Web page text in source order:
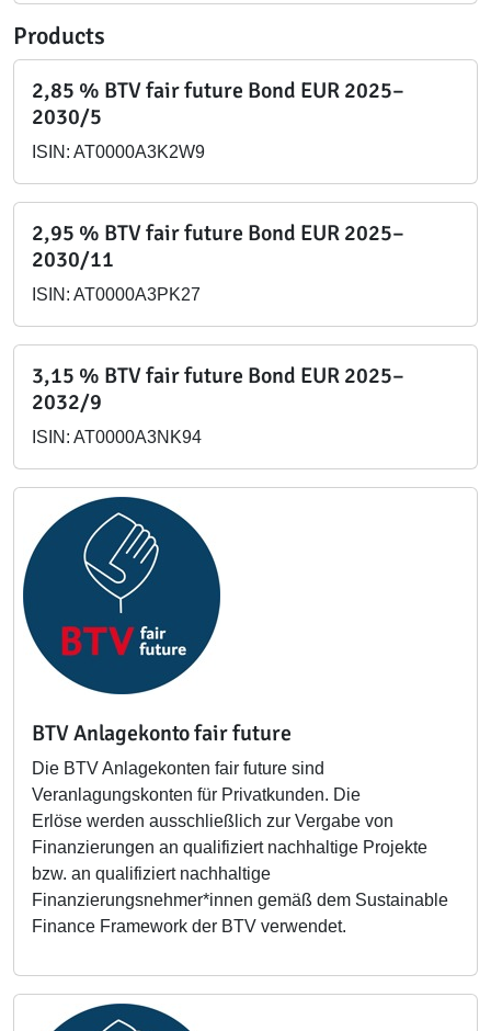
Products
2,85 % BTV fair future Bond EUR 2025–
2030/5
ISIN: AT0000A3K2W9
2,95 % BTV fair future Bond EUR 2025–
2030/11
ISIN: AT0000A3PK27
3,15 % BTV fair future Bond EUR 2025–
2032/9
ISIN: AT0000A3NK94
BTV Anlagekonto fair future
Die BTV Anlagekonten fair future sind
Veranlagungskonten für Privatkunden. Die
Erlöse werden ausschließlich zur Vergabe von
Finanzierungen an qualifiziert nachhaltige Projekte
bzw. an qualifiziert nachhaltige
Finanzierungsnehmer*innen gemäß dem Sustainable
Finance Framework der BTV verwendet.